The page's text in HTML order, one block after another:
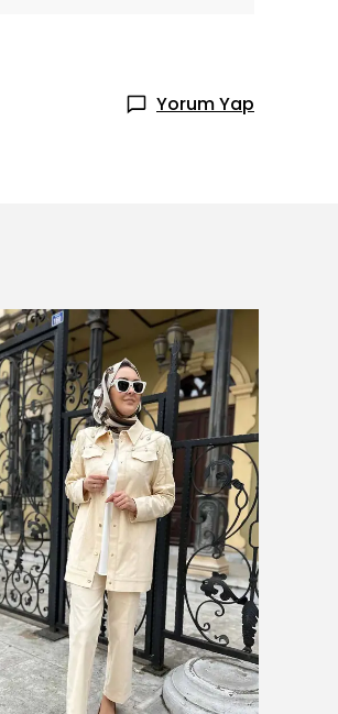
Yorum Yap